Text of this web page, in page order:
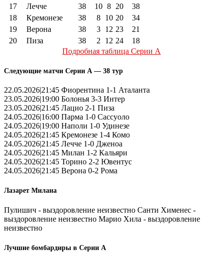
17 Лечче 38 10 8 20
38
18
Кремонезе 38 8 10 20
34
19
Верона 38 3 12 23
21
20
Пиза 38 2 12 24
18
Подробная таблица Серии А
Следующие матчи Серии А — 38 тур
22.05.2026|21:45 Фиорентина 1-1 Аталанта
23.05.2026|19:00 Болонья 3-3 Интер
23.05.2026|21:45 Лацио 2-1 Пиза
24.05.2026|16:00 Парма 1-0 Сассуоло
24.05.2026|19:00 Наполи 1-0 Удинезе
24.05.2026|21:45 Кремонезе 1-4 Комо
24.05.2026|21:45 Лечче 1-0 Дженоа
24.05.2026|21:45 Милан 1-2 Кальяри
24.05.2026|21:45 Торино 2-2 Ювентус
24.05.2026|21:45 Верона 0-2 Рома
Лазарет Милана
Пулишич - выздоровление неизвестно Санти Хименес -
выздоровление неизвестно Марио Хила - выздоровление
неизвестно
Лучшие бомбардиры в Серии А